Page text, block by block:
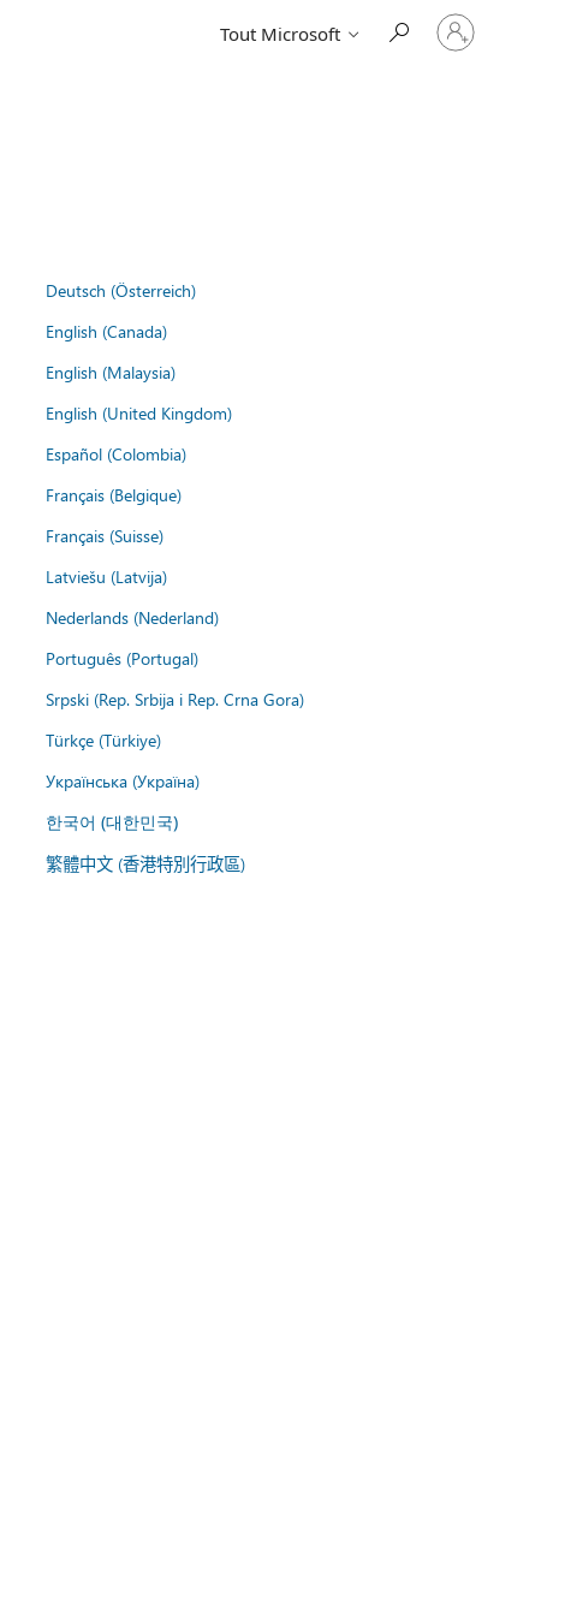
Tout Microsoft
Connectez-
vous
Deutsch (Österreich)
English (Canada)
English (Malaysia)
English (United Kingdom)
Español (Colombia)
Français (Belgique)
Français (Suisse)
Latviešu (Latvija)
Nederlands (Nederland)
Português (Portugal)
Srpski (Rep. Srbija i Rep. Crna Gora)
Türkçe (Türkiye)
Українська (Україна)
한국어 (대한민국)
繁體中文 (香港特別行政區)